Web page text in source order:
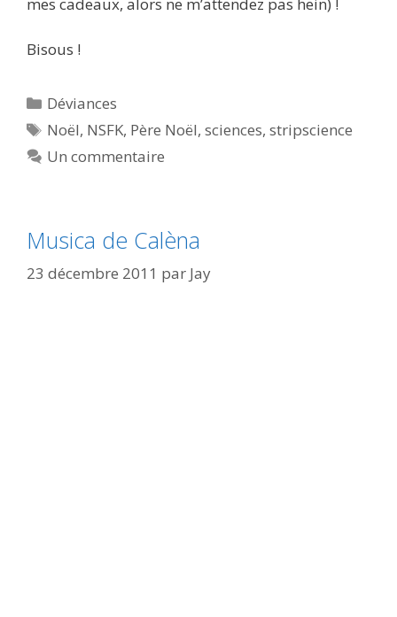
mes cadeaux, alors ne m’attendez pas hein) !
Bisous !
Catégories
Déviances
Étiquettes
Noël, NSFK, Père Noël,sciences,stripscience
Un commentaire
Musica de Calèna
23 décembre 2011 par Jay